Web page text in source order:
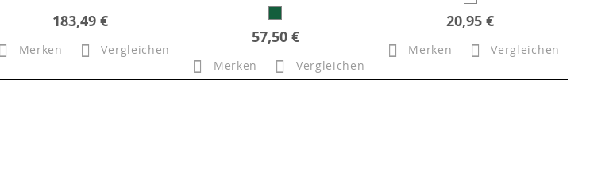
183,49 €
Merken Vergleichen
57,50 €
Merken Vergleichen
20,95 €
Merken Vergleichen